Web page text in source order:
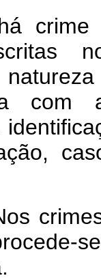
crime
com